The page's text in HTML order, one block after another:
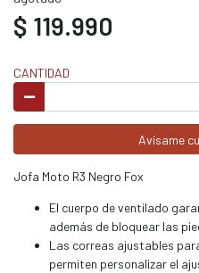
$ 119.990
CANTIDAD
Avísame
Jofa Moto R3 Negro Fox
El cuerpo de ventilado
además de bloquear las
Las correas ajustables
permiten personalizar el